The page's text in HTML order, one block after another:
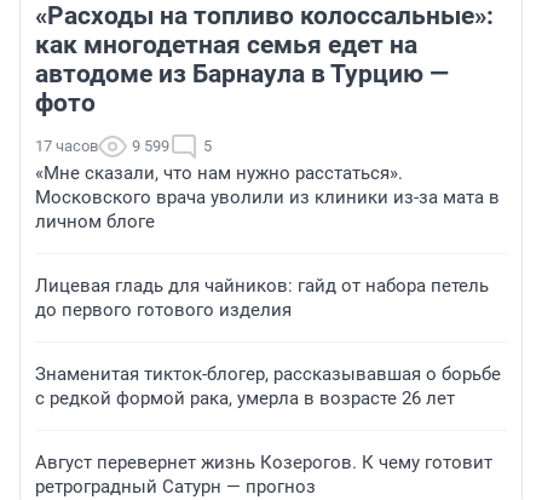
«Расходы на топливо колоссальные»:
как многодетная семья едет на
автодоме из Барнаула в Турцию —
фото
17 часов 9 599 5
«Мне сказали, что нам нужно расстаться».
Московского врача уволили из клиники из-за мата в
личном блоге
Лицевая гладь для чайников: гайд от набора петель
до первого готового изделия
Знаменитая тикток-блогер, рассказывавшая о борьбе
с редкой формой рака, умерла в возрасте 26 лет
Август перевернет жизнь Козерогов. К чему готовит
ретроградный Сатурн — прогноз